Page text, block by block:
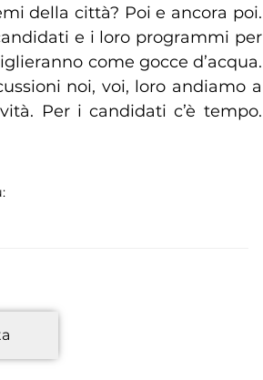
della città? Poi e ancora poi.
e i loro programmi per
come gocce d’acqua.
noi, voi, loro andiamo a
Per i candidati c’è tempo.